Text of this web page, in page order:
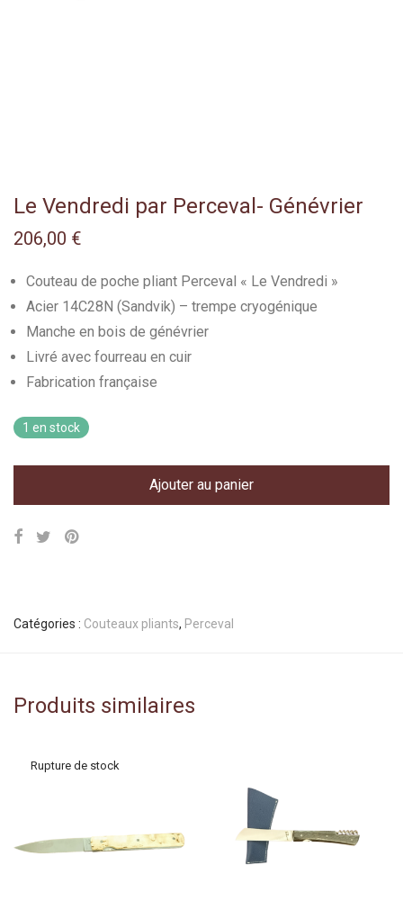
Le Vendredi par Perceval- Génévrier
206,00 €
Couteau de poche pliant Perceval « Le Vendredi »
Acier 14C28N (Sandvik) – trempe cryogénique
Manche en bois de génévrier
Livré avec fourreau en cuir
Fabrication française
1 en stock
Ajouter au panier
Catégories : Couteaux pliants, Perceval
Produits similaires